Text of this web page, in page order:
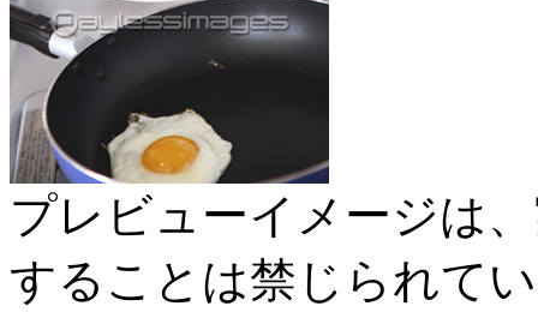
プレビューイメージは
することは禁じられて